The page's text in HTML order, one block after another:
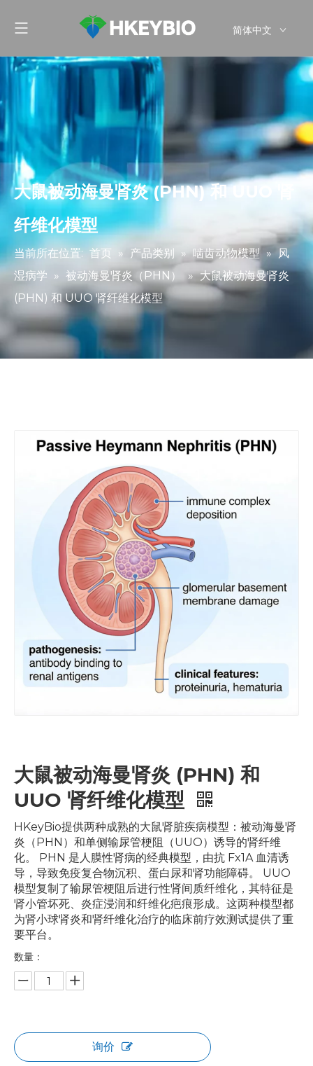
简体中文
大鼠被动海曼肾炎 (PHN) 和 UUO 肾
纤维化模型
当前所在位置: 首页 » 产品类别 » 啮齿动物模型 »
风
湿病学 » 被动海曼肾炎（PHN） » 大鼠被动海曼肾炎
(PHN) 和 UUO 肾纤维化模型
大鼠被动海曼肾炎 (PHN) 和
UUO 肾纤维化模型
HKeyBio提供两种成熟的大鼠肾脏疾病模型：被动海曼肾
炎（PHN）和单侧输尿管梗阻（UUO）诱导的肾纤维
化。 PHN 是人膜性肾病的经典模型，由抗 Fx1A 血清诱
导，导致免疫复合物沉积、蛋白尿和肾功能障碍。 UUO
模型复制了输尿管梗阻后进行性肾间质纤维化，其特征是
肾小管坏死、炎症浸润和纤维化疤痕形成。这两种模型都
为肾小球肾炎和肾纤维化治疗的临床前疗效测试提供了重
要平台。
数量：
询价